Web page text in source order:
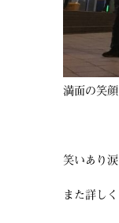
満面の笑
笑いあり
また詳し